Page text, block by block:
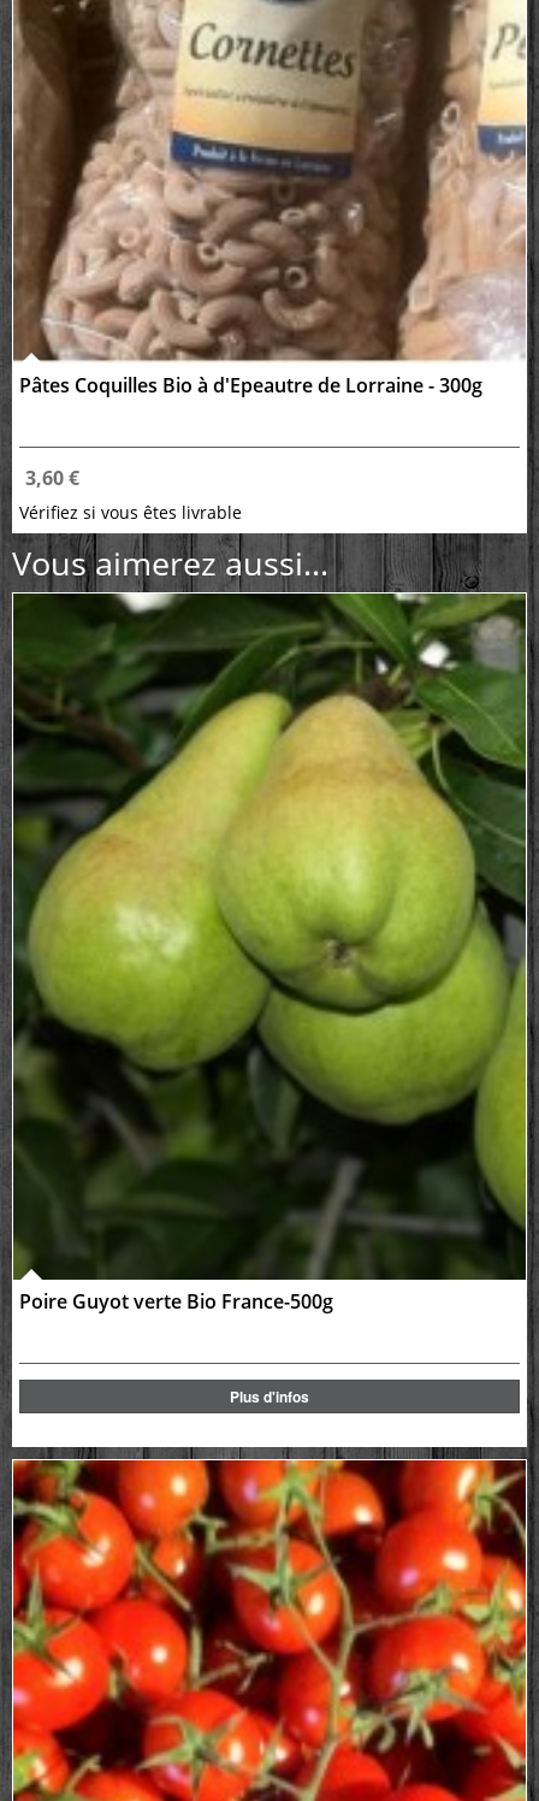
Pâtes Coquilles Bio à d'Epeautre de Lorraine - 300g
3,60 €
Vérifiez si vous êtes livrable
Vous aimerez aussi...
Poire Guyot verte Bio France-500g
Plus d'infos